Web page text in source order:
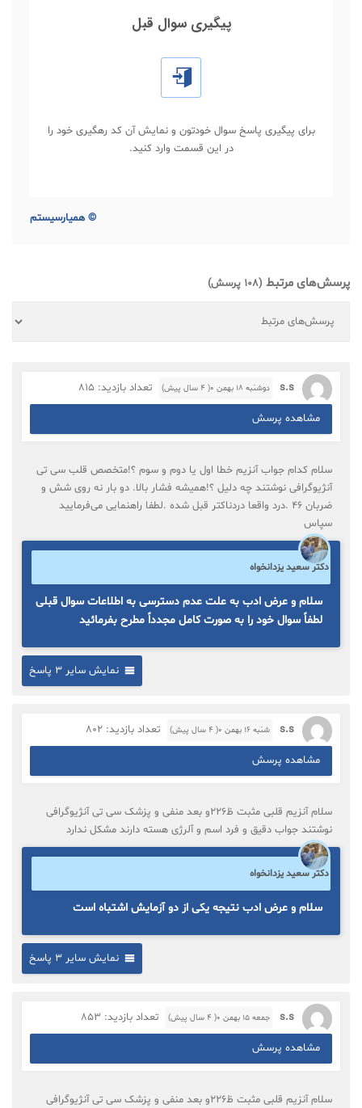
پیگیری سوال قبل
برای پیگیری پاسخ سوال خودتون و نمایش آن کد رهگیری خود را
در این قسمت وارد کنید.
© همیارسیستم
پرسش‌های مرتبط (108 پرسش)
s.s دوشنبه ۱۸ بهمن ۰( 4 سال پیش) تعداد بازدید: 815
مشاهده پرسش
سلام کدام جواب آنزیم خطا اول یا دوم و سوم ؟!متخصص قلب سی تی
آنژیوگرافی نوشتند چه دلیل ؟!همیشه فشار بالا. دو بار نه روی شش و
ضربان ۴۶ .درد واقعا دردناکتر قبل شده .لطفا راهنمایی می‌فرمایید
سپاس
دکتر سعید یزدانخواه
سلام و عرض ادب به علت عدم دسترسی به اطلاعات سوال قبلی
لطفاً سوال خود را به صورت کامل مجدداً مطرح بفرمائید
نمایش سایر 3 پاسخ
s.s شنبه ۱۶ بهمن ۰( 4 سال پیش) تعداد بازدید: 802
مشاهده پرسش
سلام آنزیم قلبی مثبت ظ226و بعد منفی و پزشک سی تی آنژیوگرافی
نوشتند جواب دقیق و فرد اسم و آلرژی هسته دارند مشکل ندارد
دکتر سعید یزدانخواه
سلام و عرض ادب نتیجه یکی از دو آزمایش اشتباه است
نمایش سایر 3 پاسخ
s.s جمعه ۱۵ بهمن ۰( 4 سال پیش) تعداد بازدید: 853
مشاهده پرسش
سلام آنزیم قلبی مثبت ظ226و بعد منفی و پزشک سی تی آنژیوگرافی